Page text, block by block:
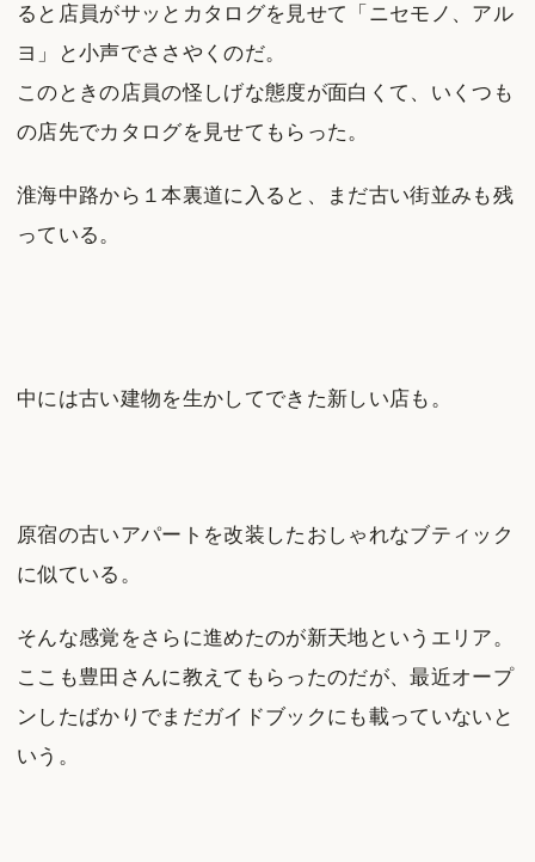
ると店員がサッとカタログを見せて「ニセモノ、アル
ヨ」と小声でささやくのだ。
このときの店員の怪しげな態度が面白くて、いくつも
の店先でカタログを見せてもらった。
淮海中路から１本裏道に入ると、まだ古い街並みも残
っている。
中には古い建物を生かしてできた新しい店も。
原宿の古いアパートを改装したおしゃれなブティック
に似ている。
そんな感覚をさらに進めたのが新天地というエリア。
ここも豊田さんに教えてもらったのだが、最近オープ
ンしたばかりでまだガイドブックにも載っていないと
いう。